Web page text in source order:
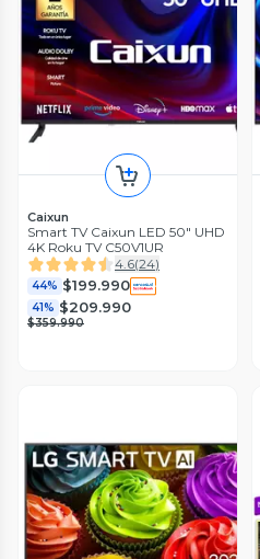
Caixun
Smart TV Caixun LED 50" UHD
4K Roku TV C50V1UR
4.6(24)
44% $199.990
41% $209.990
$359.990